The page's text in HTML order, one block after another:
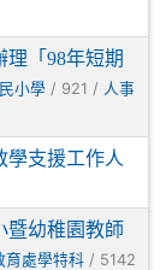
理「98年短期
小學 / 921 / 人事
學支援工作人
暨幼稚園教師
育處學特科 / 5142